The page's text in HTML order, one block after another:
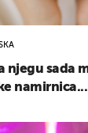
njegu sada
namirnica...